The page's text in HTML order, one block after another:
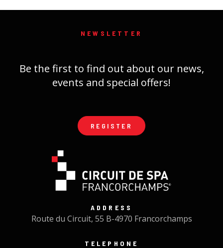
NEWSLETTER
Be the first to find out about our news,
events and special offers!
REGISTER
ADDRESS
Route du Circuit, 55 B-4970 Francorchamps
TELEPHONE